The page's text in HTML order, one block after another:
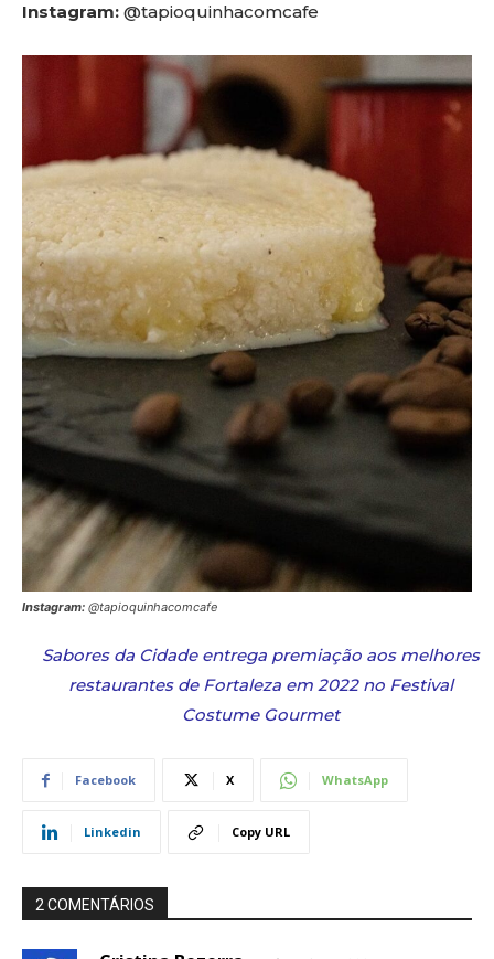
Instagram: @tapioquinhacomcafe
Instagram: @tapioquinhacomcafe
Sabores da Cidade entrega premiação aos melhores
restaurantes de Fortaleza em 2022 no Festival
Costume Gourmet
Facebook X WhatsApp
Linkedin Copy URL
2 COMENTÁRIOS